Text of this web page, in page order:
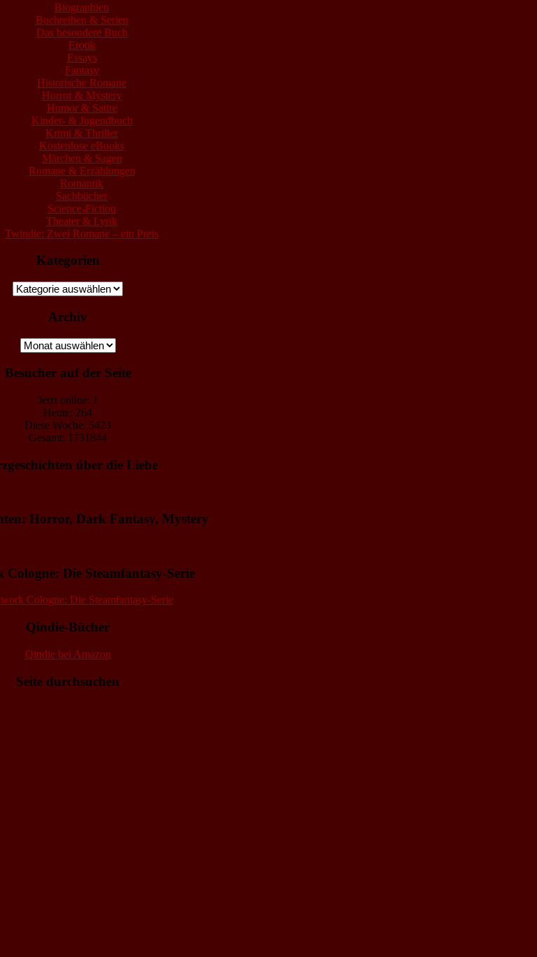
Biographien
Buchreihen & Serien
Das besondere Buch
Erotik
Essays
Fantasy
Historische Romane
Horror & Mystery
Humor & Satire
Kinder- & Jugendbuch
Krimi & Thriller
Kostenlose eBooks
Märchen & Sagen
Romane & Erzählungen
Romantik
Sachbücher
Science-Fiction
Theater & Lyrik
Twindie: Zwei Romane – ein Preis
Kategorien
Kategorien
Archiv
Archiv
Besucher auf der Seite
Jetzt online: 1
Heute: 264
Diese Woche: 5423
Gesamt: 1731844
über die Liebe
Horror, Dark Fantasy, Mystery
Cologne: Die Steamfantasy-Serie
Qindie-Bücher
Qindie bei Amazon
Seite durchsuchen